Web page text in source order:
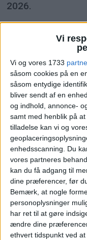
Vi
Vi og vores 1733
såsom cookies på en
såsom entydige
bliver sendt af en
og indhold, annonce-
samt med henblik på
tilladelse kan vi og
enhedsscanning. Du
vores partneres
kan du få adgang til
dine præferencer, før
Bemærk, at nogle
personoplysninger
har ret til at gøre
ændre dine
ethvert tidspunkt ved
2026.
Aarhus
Investeringer i
gav bedre
styrket likviditet i